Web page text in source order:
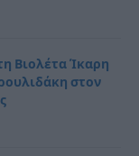
Βιολέτα Ίκαρη
στον